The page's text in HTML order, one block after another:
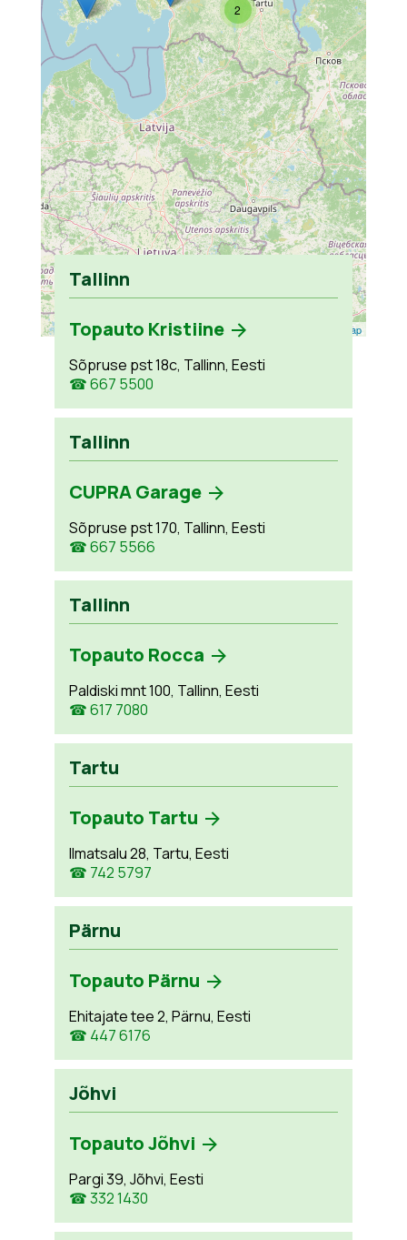
2
Leaflet OpenStreetMap
Tallinn
Topauto Kristiine
Sõpruse pst 18c, Tallinn, Eesti
☎ 667 5500
Tallinn
CUPRA Garage
Sõpruse pst 170, Tallinn, Eesti
☎ 667 5566
Tallinn
Topauto Rocca
Paldiski mnt 100, Tallinn, Eesti
☎ 617 7080
Tartu
Topauto Tartu
Ilmatsalu 28, Tartu, Eesti
☎ 742 5797
Pärnu
Topauto Pärnu
Ehitajate tee 2, Pärnu, Eesti
☎ 447 6176
Jõhvi
Topauto Jõhvi
Pargi 39, Jõhvi, Eesti
☎ 332 1430